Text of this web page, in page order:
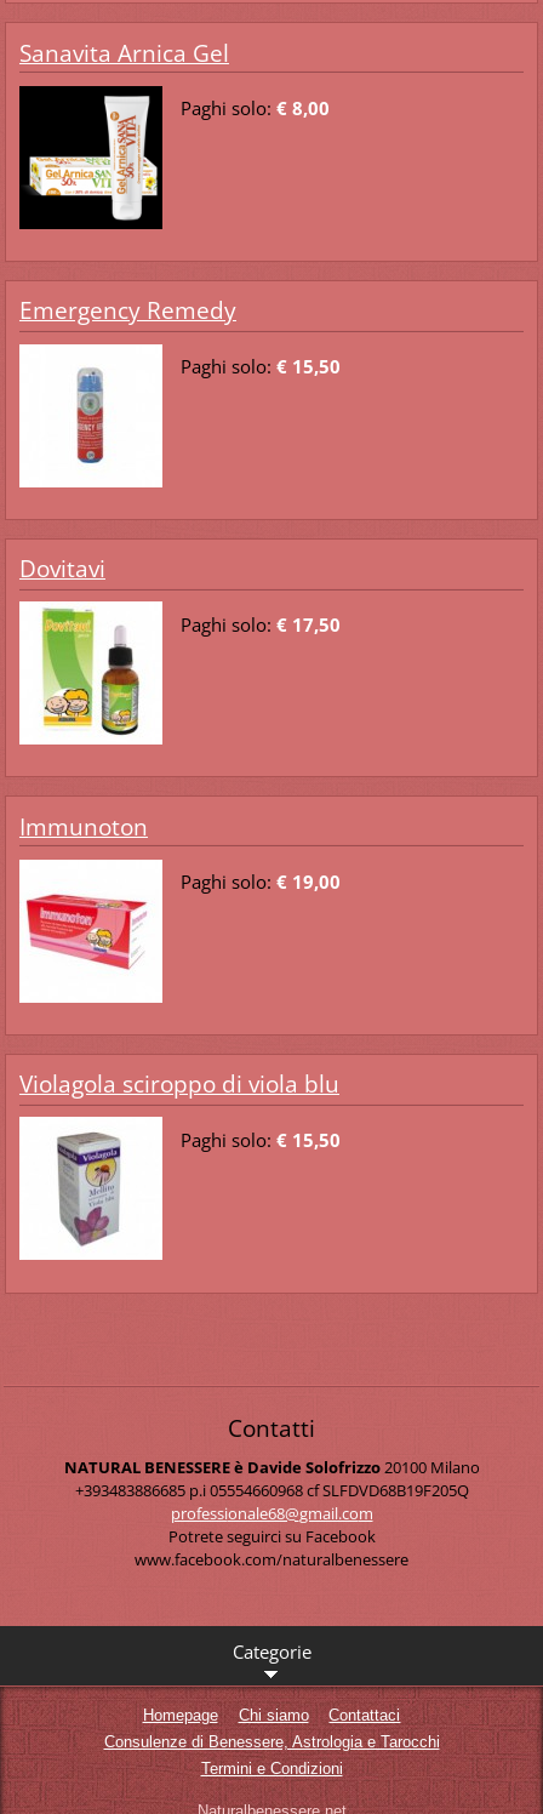
Sanavita Arnica Gel
Paghi solo: € 8,00
Emergency Remedy
Paghi solo: € 15,50
Dovitavi
Paghi solo: € 17,50
Immunoton
Paghi solo: € 19,00
Violagola sciroppo di viola blu
Paghi solo: € 15,50
Contatti
NATURAL BENESSERE è Davide Solofrizzo20100 Milano
+393483886685 p.i 05554660968 cf SLFDVD68B19F205Q
professionale68@gmail.com
Potrete seguirci su Facebook
www.facebook.com/naturalbenessere
Categorie
Homepage Chi siamo
Contattaci
Consulenze di Benessere, Astrologia e Tarocchi
Termini e Condizioni